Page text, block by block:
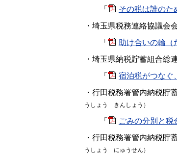
「 その税は誰のた
・埼玉県税務連絡協議会
「 助け合いの輪（
・埼玉県納税貯蓄組合総
「 宿泊税がつなぐ
・行田税務署管内納税
うしょう きんしょう）
「 ごみの分別と税
・行田税務署管内納税
うしょう にゅうせん）